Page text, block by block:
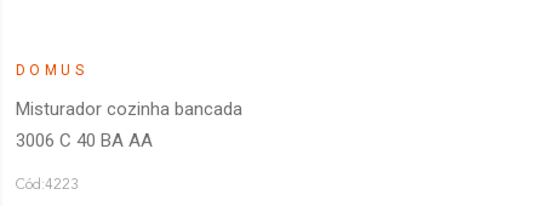
DOMUS
Misturador cozinha bancada
3006 C 40 BA AA
Cód:4223